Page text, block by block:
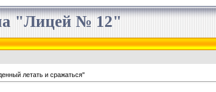
"Лицей № 12"
летать и сражаться"